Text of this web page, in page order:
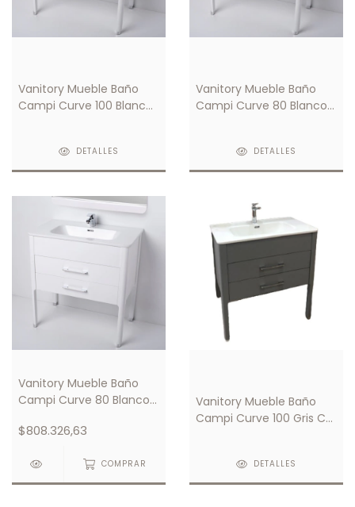
Vanitory Mueble Baño
Campi Curve 100 Blanco
DETALLES
Vanitory Mueble Baño
Campi Curve 80 Blanco
DETALLES
Vanitory Mueble Baño
Campi Curve 80 Blanco
$808.326,63
COMPRAR
Vanitory Mueble Baño
Campi Curve 100 Gris C/
DETALLES